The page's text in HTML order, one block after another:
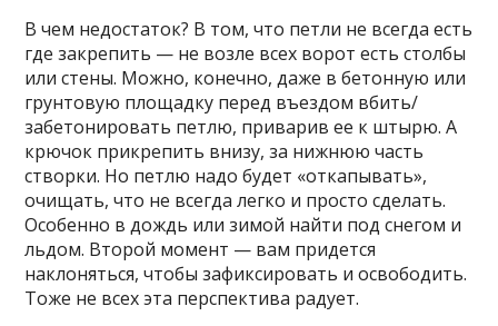
В чем недостаток? В том, что петли не всегда есть
где закрепить — не возле всех ворот есть столбы
или стены. Можно, конечно, даже в бетонную или
грунтовую площадку перед въездом вбить/
забетонировать петлю, приварив ее к штырю. А
крючок прикрепить внизу, за нижнюю часть
створки. Но петлю надо будет «откапывать»,
очищать, что не всегда легко и просто сделать.
Особенно в дождь или зимой найти под снегом и
льдом. Второй момент — вам придется
наклоняться, чтобы зафиксировать и освободить.
Тоже не всех эта перспектива радует.